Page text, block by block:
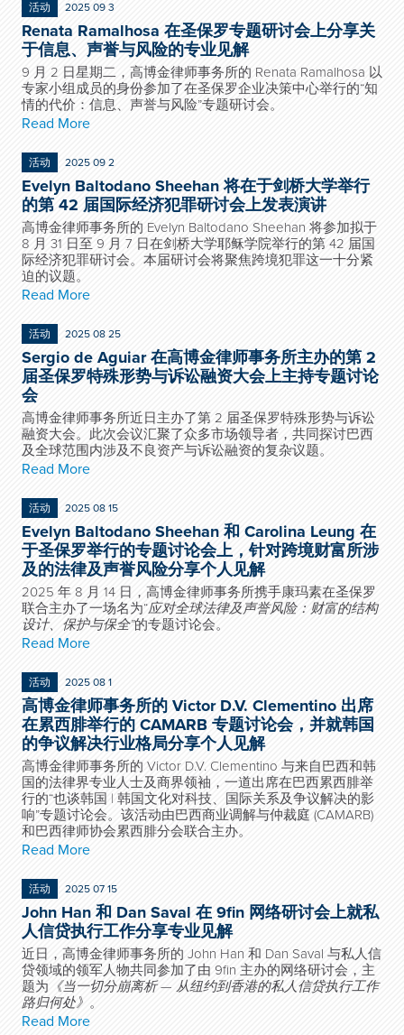
活动 2025 09 3
Renata Ramalhosa 在圣保罗专题研讨会上分享关
于信息、声誉与风险的专业见解
9 月 2 日星期二，高博金律师事务所的 Renata Ramalhosa 以
专家小组成员的身份参加了在圣保罗企业决策中心举行的“知
情的代价：信息、声誉与风险”专题研讨会。
Read More
活动 2025 09 2
Evelyn Baltodano Sheehan 将在于剑桥大学举行
的第 42 届国际经济犯罪研讨会上发表演讲
高博金律师事务所的 Evelyn Baltodano Sheehan 将参加拟于
8 月 31 日至 9 月 7 日在剑桥大学耶稣学院举行的第 42 届国
际经济犯罪研讨会。本届研讨会将聚焦跨境犯罪这一十分紧
迫的议题。
Read More
活动 2025 08 25
Sergio de Aguiar 在高博金律师事务所主办的第 2
届圣保罗特殊形势与诉讼融资大会上主持专题讨论
会
高博金律师事务所近日主办了第 2 届圣保罗特殊形势与诉讼
融资大会。此次会议汇聚了众多市场领导者，共同探讨巴西
及全球范围内涉及不良资产与诉讼融资的复杂议题。
Read More
活动 2025 08 15
Evelyn Baltodano Sheehan 和 Carolina Leung 在
于圣保罗举行的专题讨论会上，针对跨境财富所涉
及的法律及声誉风险分享个人见解
2025 年 8 月 14 日，高博金律师事务所携手康玛素在圣保罗
联合主办了一场名为“应对全球法律及声誉风险：财富的结构
设计、保护与保全”的专题讨论会。
Read More
活动 2025 08 1
高博金律师事务所的 Victor D.V. Clementino 出席
在累西腓举行的 CAMARB 专题讨论会，并就韩国
的争议解决行业格局分享个人见解
高博金律师事务所的 Victor D.V. Clementino 与来自巴西和韩
国的法律界专业人士及商界领袖，一道出席在巴西累西腓举
行的“也谈韩国 | 韩国文化对科技、国际关系及争议解决的影
响”专题讨论会。该活动由巴西商业调解与仲裁庭 (CAMARB)
和巴西律师协会累西腓分会联合主办。
Read More
活动 2025 07 15
John Han 和 Dan Saval 在 9fin 网络研讨会上就私
人信贷执行工作分享专业见解
近日，高博金律师事务所的 John Han 和 Dan Saval 与私人信
贷领域的领军人物共同参加了由 9fin 主办的网络研讨会，主
题为 《当一切分崩离析— 从纽约到香港的私人信贷执行工作
路归何处》 。
Read More